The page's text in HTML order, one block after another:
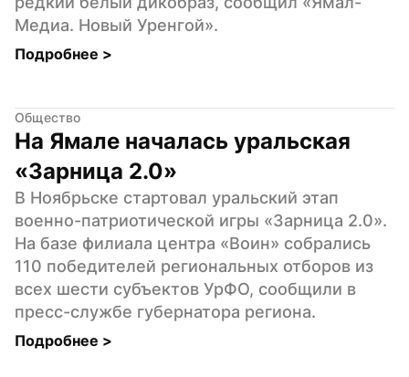
Медиа. Новый Уренгой».
Подробнее >
Общество
На Ямале началась уральская
«Зарница 2.0»
В Ноябрьске стартовал уральский этап
военно-патриотической игры «Зарница 2.0».
На базе филиала центра «Воин» собрались
110 победителей региональных отборов из
всех шести субъектов УрФО, сообщили в
пресс-службе губернатора региона.
Подробнее >